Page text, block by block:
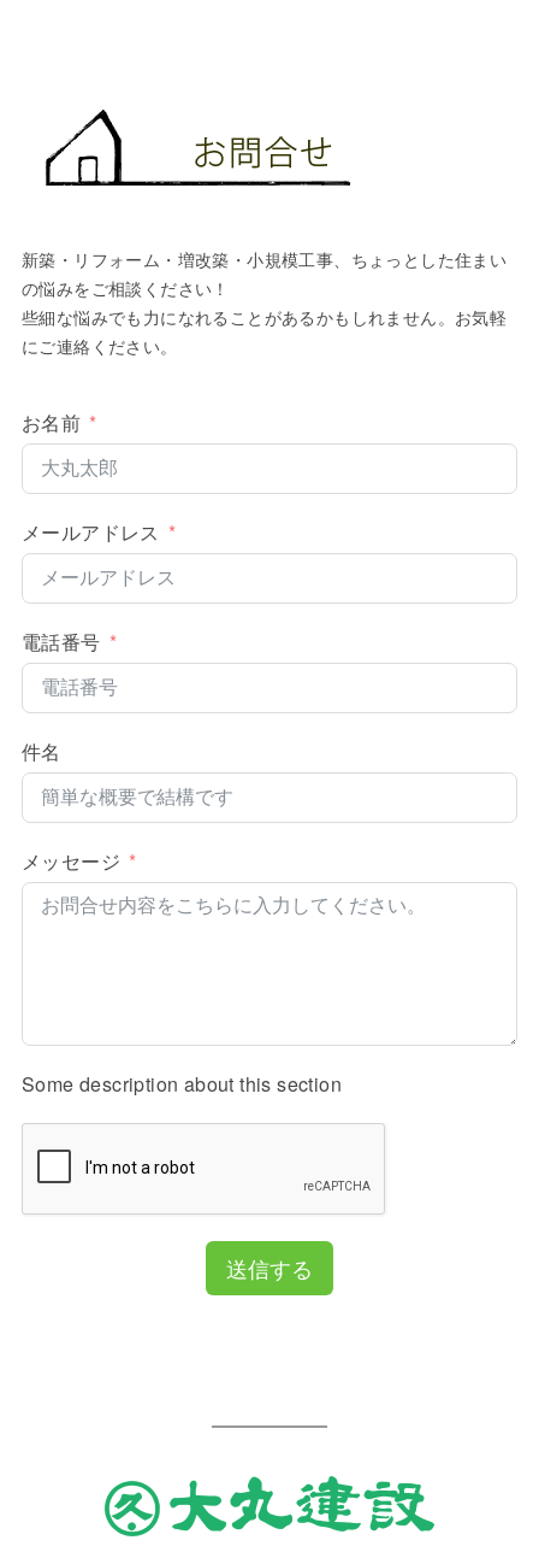
新築・リフォーム・増改築・小規模工事、ちょっとした住まい
の悩みをご相談ください！
些細な悩みでも力になれることがあるかもしれません。お気軽
にご連絡ください。
お名前
メールアドレス
電話番号
件名
メッセージ
Some description about this section
送信する